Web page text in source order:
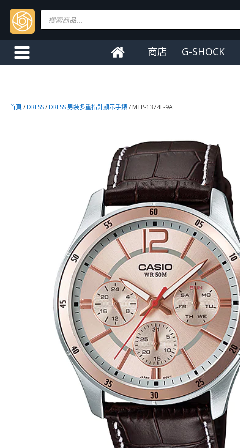
Products
search
商店 G-SHOCK
首頁 /DRESS/DRESS 男裝多重指針顯示手錶/ MTP-1374L-9A